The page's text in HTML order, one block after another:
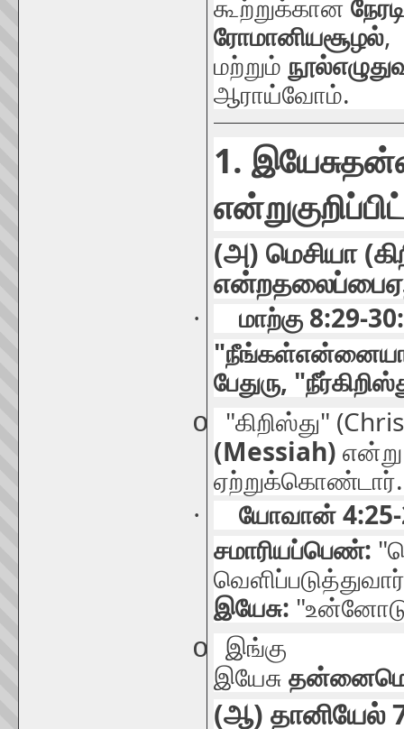
கூற்றுக்கான நேரடி
ரோமானியசூழல்,
மற்றும் நூல்
ஆராய்வோம்.
1. இயேசு
என்று
(அ) மெசியா(
என்றதலைப்பை
·
மாற்கு 8:29-30:
"நீங்கள்என்னை
பேதுரு, "நீர்
o "கிறிஸ்து"
(Messiah) என்று
ஏற்றுக்கொண்டார்.
· யோவான்
சமாரியப்பெண்: "
வெளிப்படுத்துவார்
இயேசு: "
o
இங்கு
இயேசு தன்னை
(ஆ) தானியேல்